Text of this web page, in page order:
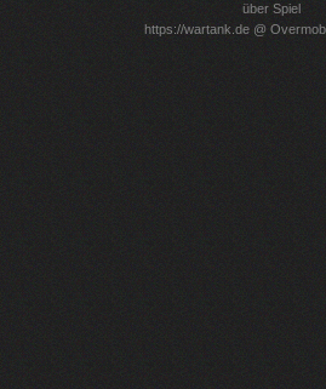
über Spiel
https://wartank.de@